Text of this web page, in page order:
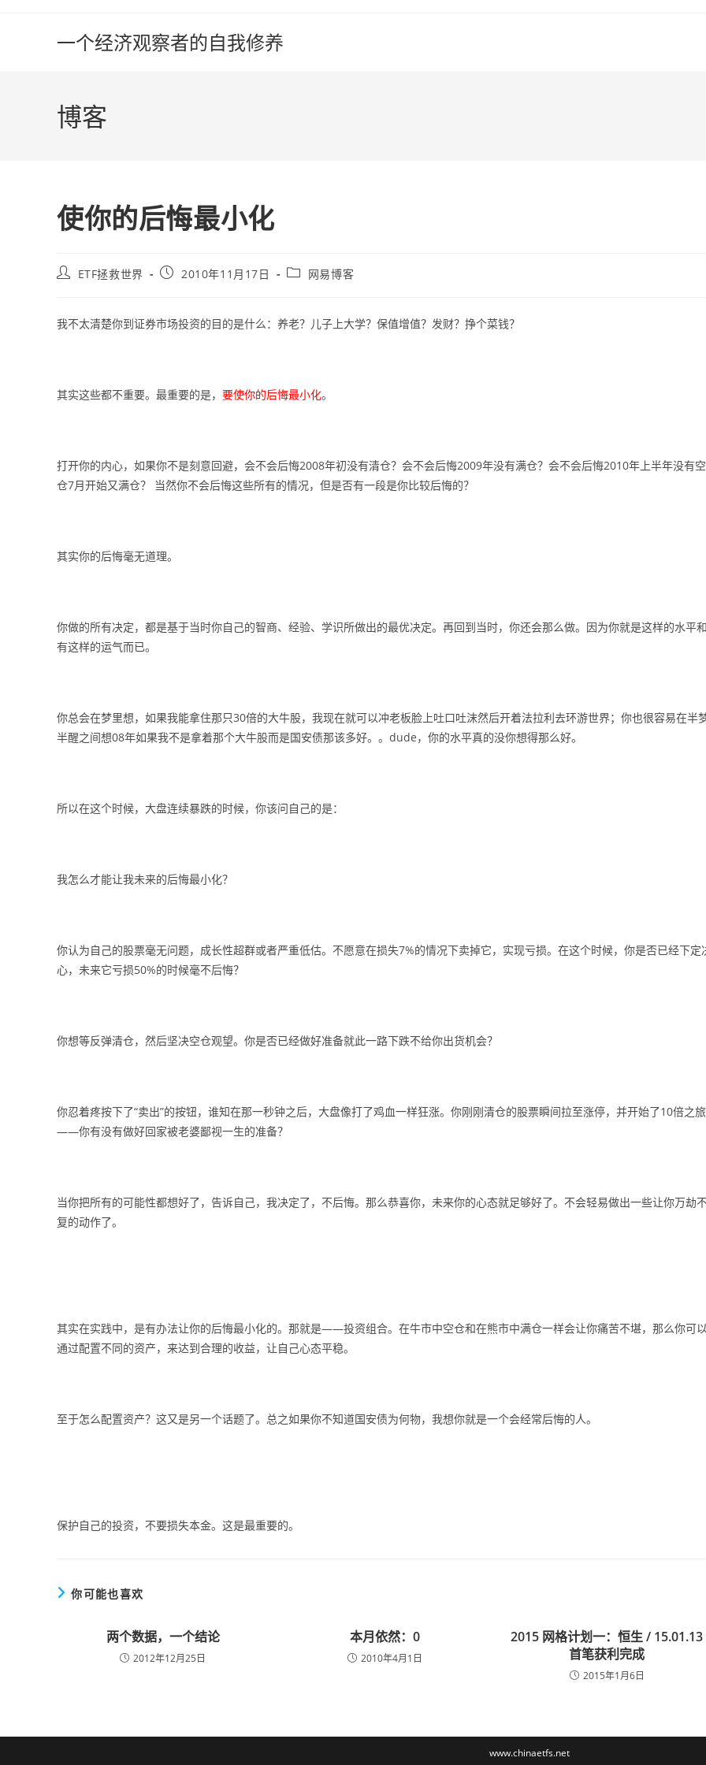
一个经济观察者的自我修养
博客
使你的后悔最小化
PostETF拯救世界
Post2010年11月17日
Post网易博客
我不太清楚你到证券市场投资的目的是什么：养老？儿子上大学？保值增值？发财？挣个菜钱？
其实这些都不重要。最重要的是， 要使你的后悔最小化。
打开你的内心，如果你不是刻意回避，会不会后悔2008年初没有清仓？会不会后悔2009年没有满仓？会不会后悔2010年上半年没有空
仓7月开始又满仓？ 当然你不会后悔这些所有的情况，但是否有一段是你比较后悔的？
其实你的后悔毫无道理。
你做的所有决定，都是基于当时你自己的智商、经验、学识所做出的最优决定。再回到当时，你还会那么做。因为你就是这样的水平和
有这样的运气而已。
你总会在梦里想，如果我能拿住那只30倍的大牛股，我现在就可以冲老板脸上吐口吐沫然后开着法拉利去环游世界；你也很容易在半
半醒之间想08年如果我不是拿着那个大牛股而是国安债那该多好。。dude，你的水平真的没你想得那么好。
所以在这个时候，大盘连续暴跌的时候，你该问自己的是：
我怎么才能让我未来的后悔最小化？
你认为自己的股票毫无问题，成长性超群或者严重低估。不愿意在损失7%的情况下卖掉它，实现亏损。在这个时候，你是否已经下定
心，未来它亏损50%的时候毫不后悔？
你想等反弹清仓，然后坚决空仓观望。你是否已经做好准备就此一路下跌不给你出货机会？
你忍着疼按下了“卖出”的按钮，谁知在那一秒钟之后，大盘像打了鸡血一样狂涨。你刚刚清仓的股票瞬间拉至涨停，并开始了10倍之旅
——你有没有做好回家被老婆鄙视一生的准备？
当你把所有的可能性都想好了，告诉自己，我决定了，不后悔。那么恭喜你，未来你的心态就足够好了。不会轻易做出一些让你万劫
复的动作了。
其实在实践中，是有办法让你的后悔最小化的。那就是——投资组合。在牛市中空仓和在熊市中满仓一样会让你痛苦不堪，那么你可以
通过配置不同的资产，来达到合理的收益，让自己心态平稳。
至于怎么配置资产？这又是另一个话题了。总之如果你不知道国安债为何物，我想你就是一个会经常后悔的人。
保护自己的投资，不要损失本金。这是最重要的。
你可能也喜欢
两个数据，一个结论
2012年12月25日
本月依然：0
2010年4月1日
2015 网格计划一：恒生 / 15.01.13
首笔获利完成
2015年1月6日
www.chinaetfs.net